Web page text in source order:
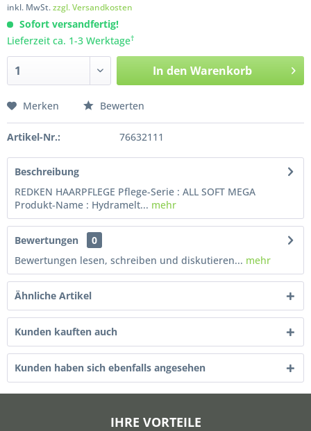
inkl. MwSt.zzgl. Versandkosten
Sofort versandfertig!
Lieferzeit ca. 1-3 Werktage†
In den Warenkorb
Merken Bewerten
Artikel-Nr.: 76632111
Beschreibung
REDKEN HAARPFLEGE Pflege-Serie : ALL SOFT MEGA
Produkt-Name : Hydramelt... mehr
Bewertungen
0
Bewertungen lesen, schreiben und diskutieren... mehr
Ähnliche Artikel
Kunden kauften auch
Kunden haben sich ebenfalls angesehen
IHRE VORTEILE